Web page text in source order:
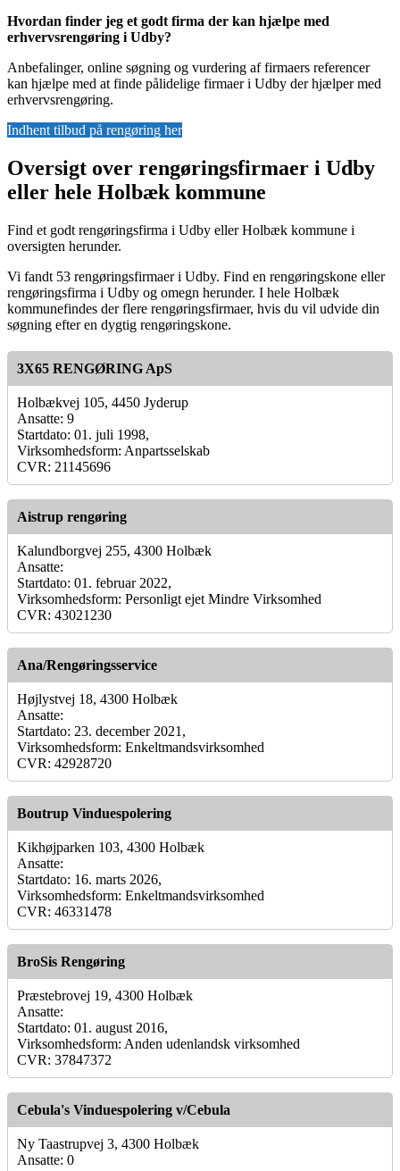
Hvordan finder jeg et godt firma der kan hjælpe med
erhvervsrengøring i Udby?
Anbefalinger, online søgning og vurdering af firmaers referencer
kan hjælpe med at finde pålidelige firmaer i Udby der hjælper med
erhvervsrengøring.
Indhent tilbud på rengøring her
Oversigt over rengøringsfirmaer i Udby
eller hele Holbæk kommune
Find et godt rengøringsfirma i Udby eller Holbæk kommune i
oversigten herunder.
Vi fandt 53 rengøringsfirmaer i Udby. Find en rengøringskone eller
rengøringsfirma i Udby og omegn herunder. I hele Holbæk
kommunefindes der flere rengøringsfirmaer, hvis du vil udvide din
søgning efter en dygtig rengøringskone.
3X65 RENGØRING ApS
Holbækvej 105, 4450 Jyderup
Ansatte: 9
Startdato: 01. juli 1998,
Virksomhedsform: Anpartsselskab
CVR: 21145696
Aistrup rengøring
Kalundborgvej 255, 4300 Holbæk
Ansatte:
Startdato: 01. februar 2022,
Virksomhedsform: Personligt ejet Mindre Virksomhed
CVR: 43021230
Ana/Rengøringsservice
Højlystvej 18, 4300 Holbæk
Ansatte:
Startdato: 23. december 2021,
Virksomhedsform: Enkeltmandsvirksomhed
CVR: 42928720
Boutrup Vinduespolering
Kikhøjparken 103, 4300 Holbæk
Ansatte:
Startdato: 16. marts 2026,
Virksomhedsform: Enkeltmandsvirksomhed
CVR: 46331478
BroSis Rengøring
Præstebrovej 19, 4300 Holbæk
Ansatte:
Startdato: 01. august 2016,
Virksomhedsform: Anden udenlandsk virksomhed
CVR: 37847372
Cebula's Vinduespolering v/Cebula
Ny Taastrupvej 3, 4300 Holbæk
Ansatte: 0